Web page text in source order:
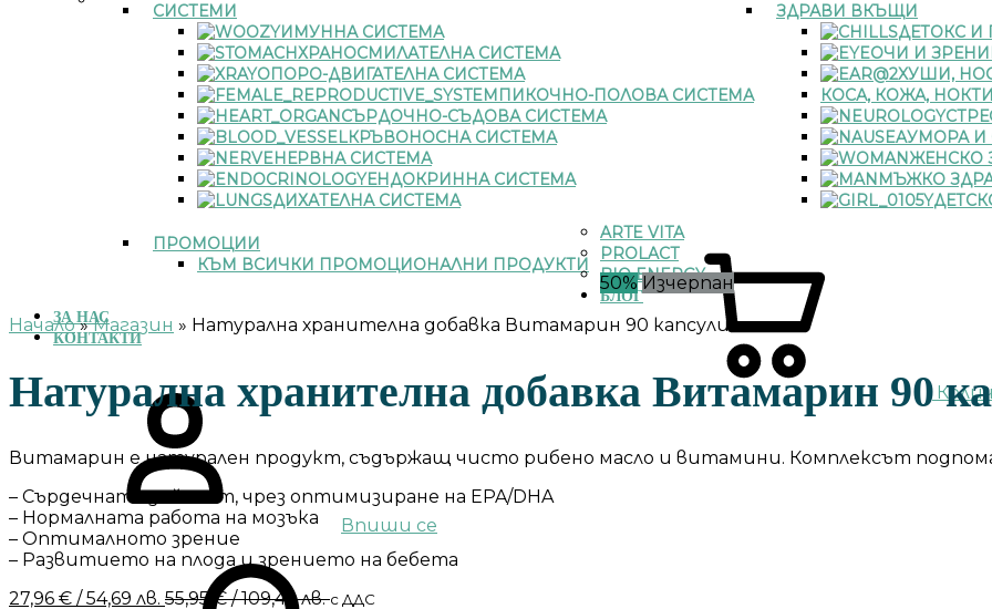
СИСТЕМИ
ИМУННА СИСТЕМА
ХРАНОСМИЛАТЕЛНА СИСТЕМА
ОПОРО-ДВИГАТЕЛНА СИСТЕМА
ПИКОЧНО-ПОЛОВА СИСТЕМА
СЪРДОЧНО-СЪДОВА СИСТЕМА
КРЪВОНОСНА СИСТЕМА
НЕРВНА СИСТЕМА
ЕНДОКРИННА СИСТЕМА
ДИХАТЕЛНА СИСТЕМА
ЗДРАВИ ВКЪЩИ
ДЕТОКС И
ОЧИ И
УШИ,
КОСА, КОЖА, НОКТИ
УМОРА И
ЖЕНСКО
МЪЖКО
ПРОМОЦИИ
КЪМ ВСИЧКИ ПРОМОЦИОНАЛНИ ПРОДУКТИ
ARTE VITA
PROLACT
BIO ENERGY
БЛОГ
ЗА НАС
КОНТАКТИ
Впиши се
50% Изчерпан
Начало»Магазин » Натурална хранителна добавка Витамарин 90 капсули
Натурална хранителна добавка Витамарин 90
Витамарин е натурален продукт, съдържащ чисто рибено масло и витамини. Комплексът
– Сърдечната дейност, чрез оптимизиране на EPA/DHA
– Нормалната работа на мозъка
– Оптималното зрение
– Развитието на плода и зрението на бебета
27,96 € / 54,69 лв. 55,95 €/ 109,43 лв.с ДДС